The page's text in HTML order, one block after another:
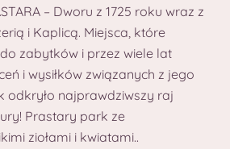
– Dworu z 1725 roku wraz z
i Kaplicą. Miejsca, które
zabytków i przez wiele lat
i wysiłków związanych z jego
odkryło najprawdziwszy raj
Prastary park ze
ziołami i kwiatami..